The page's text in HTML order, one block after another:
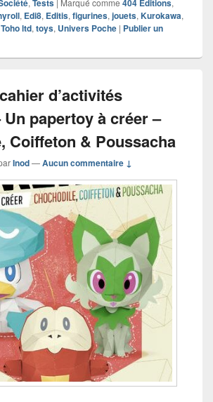
, Tests Marqué comme 404 Editions,
, Edi8, Editis, figurines, jouets, Kurokawa,
Toho ltd, toys, Univers Poche | Publier un
d’activités
papertoy à créer –
Coiffeton & Poussacha
Inod—Aucun commentaire ↓